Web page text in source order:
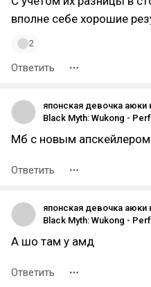
вполне себе хорошие
2
Ответить
японская девочка аюки
Мб с новым
Ответить
японская девочка аюки
А шо там у амд
Ответить